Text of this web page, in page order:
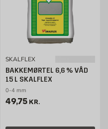
SKALFLEX
BAKKEMØRTEL 6,6 % VÅD
15 L SKALFLEX
0-4 mm
Pris 49.75 kr. /stk
49,75 KR.